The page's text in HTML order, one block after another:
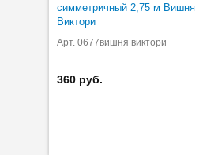
симметричный 2,75 м Вишня
Виктори
Арт. 0677вишня виктори
360 руб.